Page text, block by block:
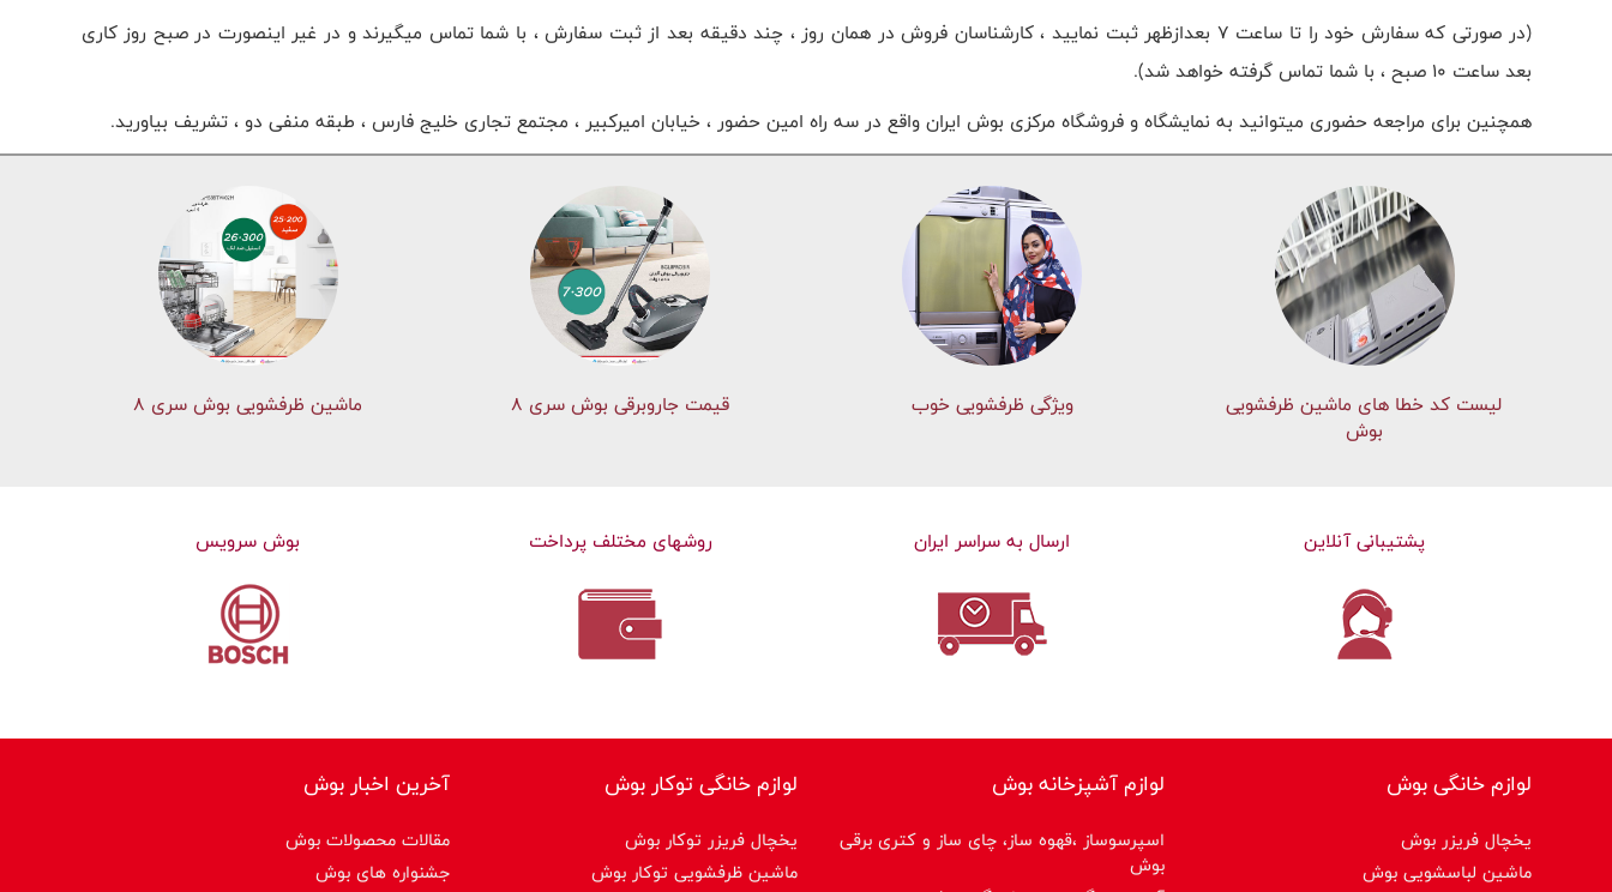
(در صورتی که سفارش خود را تا ساعت 7 بعدازظهر ثبت نمایید ، کارشناسان فروش در همان روز ، چند دقیقه بعد از ثبت سفارش ، با شما تماس میگیرند و در غیر اینصورت در صبح روز کاری
بعد ساعت 10 صبح ، با شما تماس گرفته خواهد شد).
همچنین برای مراجعه حضوری میتوانید به نمایشگاه و فروشگاه مرکزی بوش ایران واقع در سه راه امین حضور ، خیابان امیرکبیر ، مجتمع تجاری خلیج فارس ، طبقه منفی دو ، تشریف بیاورید.
لیست کد خطا های ماشين ظرفشویی
بوش
ویژگی ظرفشویی خوب قیمت جاروبرقی بوش سری ۸ ماشین ظرفشویی بوش سری 8
پشتیبانی آنلاین ارسال به سراسر ایران روشهای مختلف پرداخت بوش سرویس
لوازم خانگی بوش
یخچال فریزر بوش
ماشین لباسشویی بوش
لوازم آشپزخانه بوش
اسپرسوساز ،قهوه ساز، چای ساز و کتری برقی
بوش
لوازم خانگی توکار بوش
یخچال فریزر توکار بوش
ماشین ظرفشویی توکار بوش
آخرین اخبار بوش
مقالات محصولات بوش
جشنواره های بوش